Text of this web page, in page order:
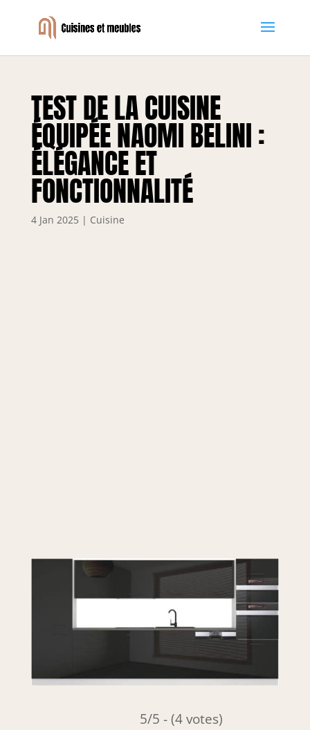
TEST DE LA CUISINE
ÉQUIPÉE NAOMI BELINI :
ÉLÉGANCE ET
FONCTIONNALITÉ
4 Jan 2025 | Cuisine
5/5 - (4 votes)